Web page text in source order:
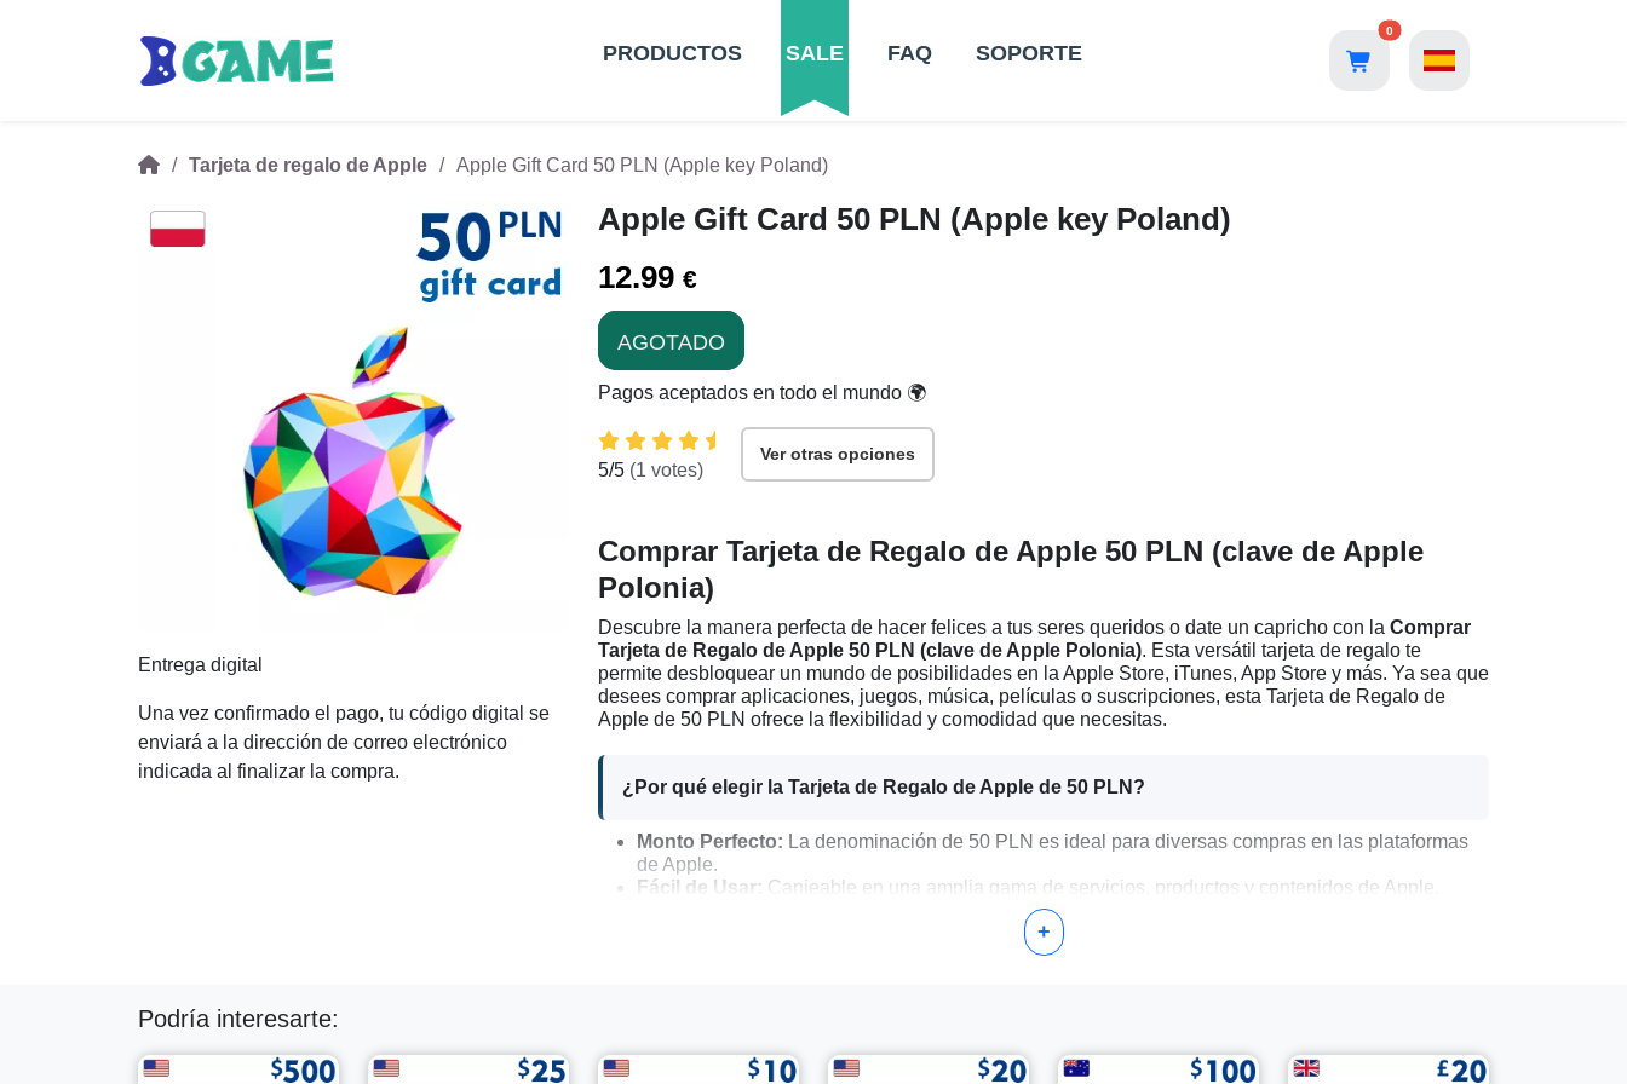
PRODUCTOS SALE FAQ SOPORTE
0
Tarjeta de regalo de Apple Apple Gift Card 50 PLN (Apple key Poland)
Entrega digital
Una vez confirmado el pago, tu código digital se
enviará a la dirección de correo electrónico
indicada al finalizar la compra.
Apple Gift Card 50 PLN (Apple key Poland)
12.99 €
AGOTADO
Pagos aceptados en todo el mundo 🌍
5/5 (1 votes)
Ver otras opciones
Comprar Tarjeta de Regalo de Apple 50 PLN (clave de Apple
Polonia)
Descubre la manera perfecta de hacer felices a tus seres queridos o date un capricho con la Comprar
Tarjeta de Regalo de Apple 50 PLN (clave de Apple Polonia). Esta versátil tarjeta de regalo te
permite desbloquear un mundo de posibilidades en la Apple Store, iTunes, App Store y más. Ya sea que
desees comprar aplicaciones, juegos, música, películas o suscripciones, esta Tarjeta de Regalo de
Apple de 50 PLN ofrece la flexibilidad y comodidad que necesitas.
¿Por qué elegir la Tarjeta de Regalo de Apple de 50 PLN?
Monto Perfecto: La denominación de 50 PLN es ideal para diversas compras en las plataformas
de Apple.
Fácil de Usar: Canjeable en una amplia gama de servicios, productos y contenidos de Apple.
Una excelente elección para cumpleaños, vacaciones o cualquier
Puede utilizarse en combinación con otras tarjetas de regalo para compras más
+
Podría interesarte: